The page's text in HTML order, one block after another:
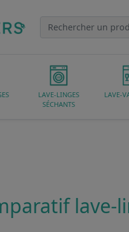
LAVE-LINGES
SÉCHANTS
LAVE-
lave-